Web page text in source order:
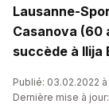
Lausanne-
Casanova (60
succède à Ilija
Publié: 03.02.2022 à
Dernière mise à